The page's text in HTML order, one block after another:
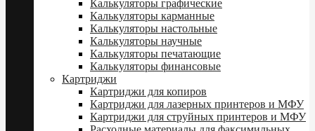
Калькуляторы графические
Калькуляторы карманные
Калькуляторы настольные
Калькуляторы научные
Калькуляторы печатающие
Калькуляторы финансовые
Картриджи
Картриджи для копиров
Картриджи для лазерных принтеров и МФУ
Картриджи для струйных принтеров и МФУ